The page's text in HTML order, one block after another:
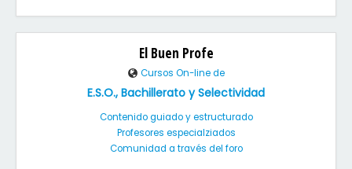
El Buen Profe
Cursos On-line de
E.S.O., Bachillerato y Selectividad
Contenido guiado y estructurado
Profesores especialziados
Comunidad a través del foro